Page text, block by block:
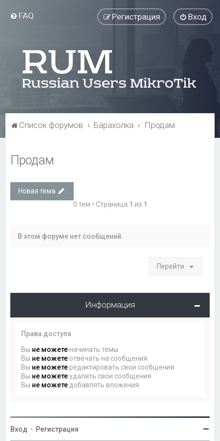
FAQ Вход
Регистрация
Список форумов Барахолка Продам
Продам
Новая тема
0 тем • Страница 1 из 1
В этом форуме нет сообщений.
Перейти
Информация
Права доступа
Вы не можете начинать темы
Вы не можете отвечать на сообщения
Вы не можете редактировать свои сообщения
Вы не можетеудалять свои сообщения
Вы не можете добавлять вложения
Вход • Регистрация